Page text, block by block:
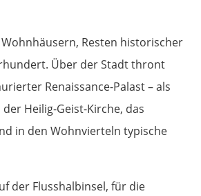
Resten historischer
Über der Stadt thront
Renaissance-Palast – als
Heilig-Geist-Kirche, das
in den Wohnvierteln typische
der Flusshalbinsel, für die